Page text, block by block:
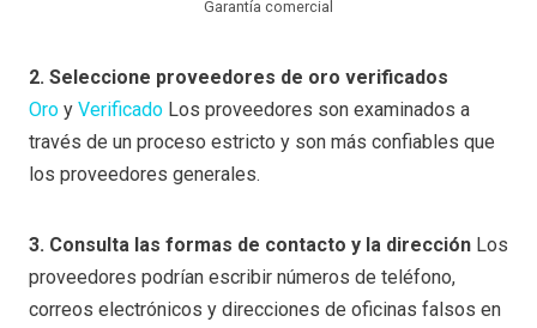
Garantía comercial
2. Seleccione proveedores de oro verificados
Oro y Verificado Los proveedores son examinados a
través de un proceso estricto y son más confiables que
los proveedores generales.
3. Consulta las formas de contacto y la dirección Los
proveedores podrían escribir números de teléfono,
correos electrónicos y direcciones de oficinas falsos en